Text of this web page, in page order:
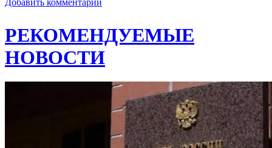
РЕКОМЕНДУЕМЫЕ
НОВОСТИ